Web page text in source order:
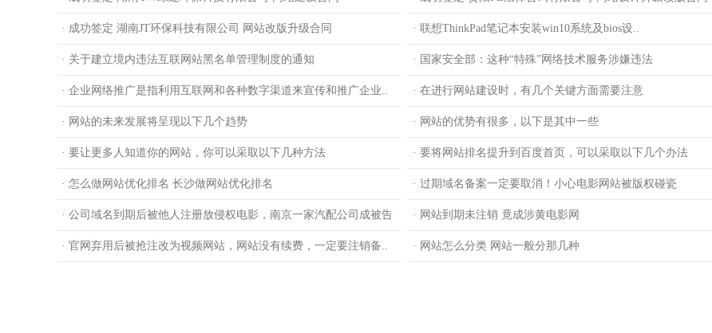
· 成功签定 湖南JT环保科技有限公司 网站改版升级合同 · 联想ThinkPad笔记本安装win10系统及bios设..
· 关于建立境内违法互联网站黑名单管理制度的通知 · 国家安全部：这种“特殊”网络技术服务涉嫌违法
· 企业网络推广是指利用互联网和各种数字渠道来宣传和推广企业.. · 在进行网站建设时，有几个关键方面需要注意
· 网站的未来发展将呈现以下几个趋势 · 网站的优势有很多，以下是其中一些
· 要让更多人知道你的网站，你可以采取以下几种方法 · 要将网站排名提升到百度首页，可以采取以下几个办法
· 怎么做网站优化排名 长沙做网站优化排名 · 过期域名备案一定要取消！小心电影网站被版权碰瓷
· 公司域名到期后被他人注册放侵权电影，南京一家汽配公司成被告 · 网站到期未注销 竟成涉黄电影网
· 官网弃用后被抢注改为视频网站，网站没有续费，一定要注销备.. · 网站怎么分类 网站一般分那几种